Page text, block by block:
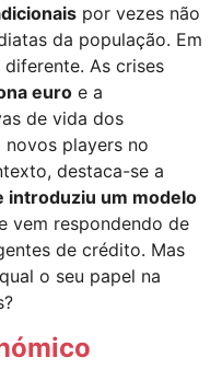
por vezes não
da população. Em
As crises
euro e a
de vida dos
players no
destaca-se a
introduziu um modelo
vem respondendo de
de crédito. Mas
o seu papel na